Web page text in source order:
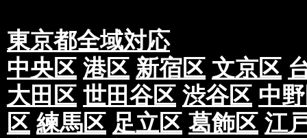
東京都全域対応
中央区 港区 新宿区 文京区
大田区 世田谷区 渋谷区 中
区 練馬区 足立区 葛飾区 江